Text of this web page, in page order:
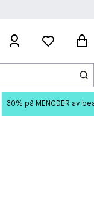
30% på MENGDER av